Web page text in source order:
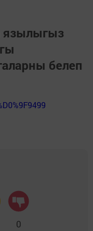
язылыгыз
белеп
0